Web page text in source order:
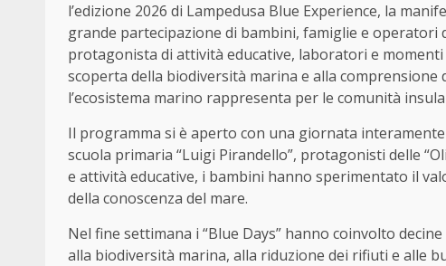
l’edizione 2026 di Lampedusa Blue Experience, la
grande partecipazione di bambini, famiglie e
protagonista di attività educative, laboratori e
scoperta della biodiversità marina e alla
l’ecosistema marino rappresenta per le comunità
Il programma si è aperto con una giornata
scuola primaria “Luigi Pirandello”, protagonisti delle
e attività educative, i bambini hanno sperimentato il
della conoscenza del mare.
Nel fine settimana i “Blue Days” hanno coinvolto
alla biodiversità marina, alla riduzione dei rifiuti e alle